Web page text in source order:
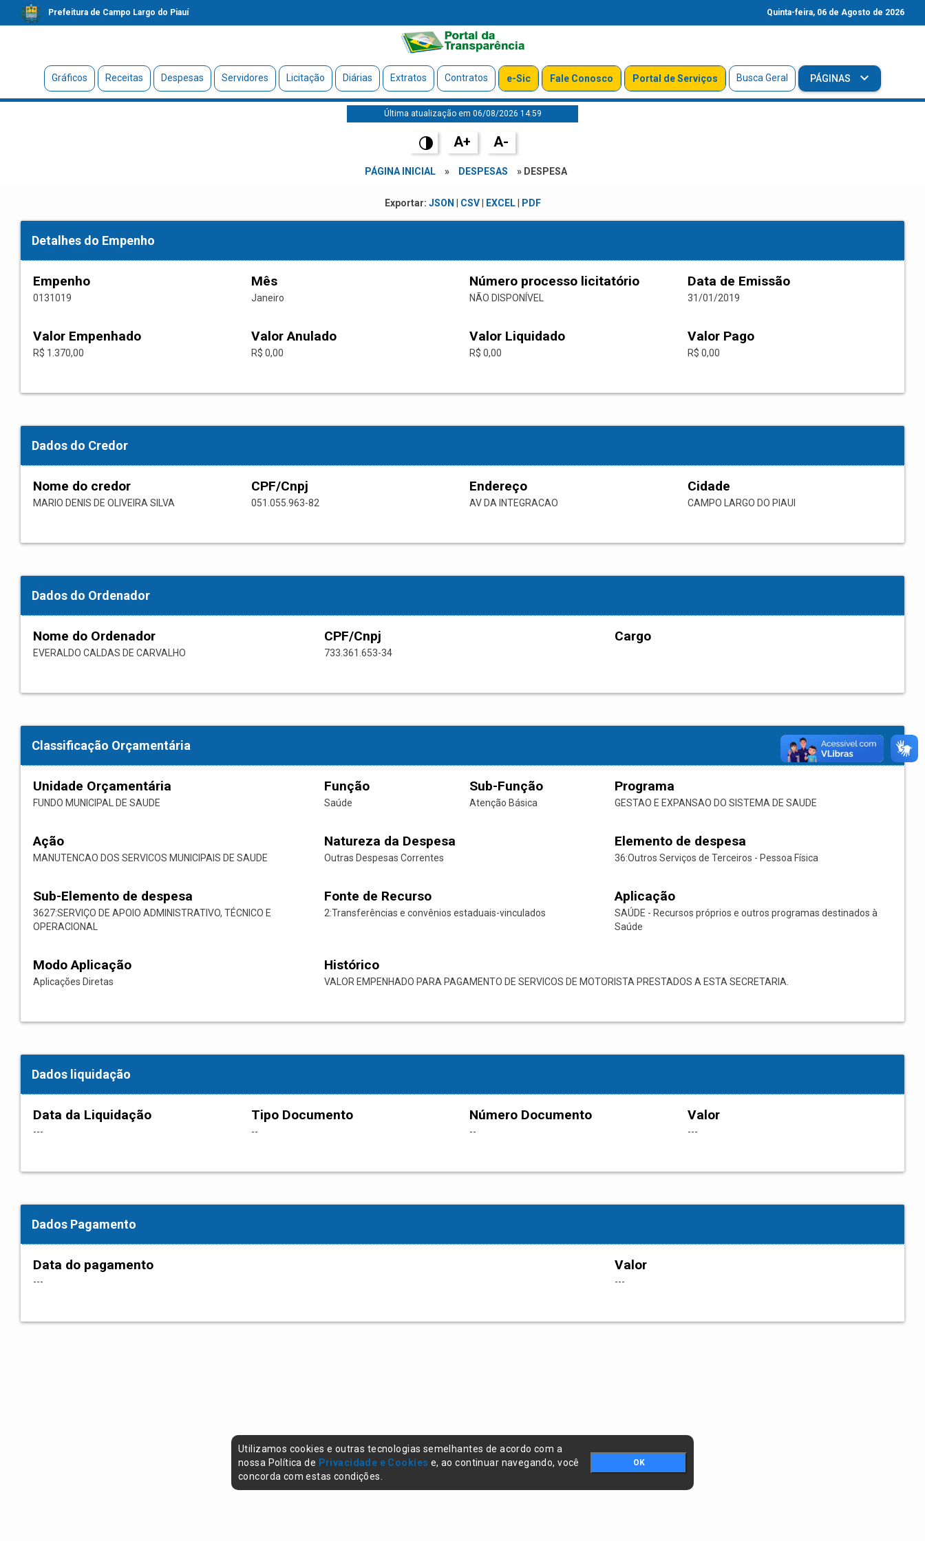
Prefeitura de Campo Largo do Piauí Quinta-feira, 06 de Agosto de 2026
Gráficos Receitas Despesas Servidores Licitação Diárias Extratos Contratos e-Sic Fale Conosco Portal de Serviços Busca Geral PÁGINAS
Última atualização em 06/08/2026 14:59
A+ A-
PÁGINA INICIAL » DESPESAS » DESPESA
Exportar: JSON CSV| EXCEL| PDF
Detalhes do Empenho
Empenho
0131019
Mês
Janeiro
Número processo licitatório
NÃO DISPONÍVEL
Data de Emissão
31/01/2019
Valor Empenhado
R$ 1.370,00
Valor Anulado
R$ 0,00
Valor Liquidado
R$ 0,00
Valor Pago
R$ 0,00
Dados do Credor
Nome do credor
MARIO DENIS DE OLIVEIRA SILVA
CPF/Cnpj
051.055.963-82
Endereço
AV DA INTEGRACAO
Cidade
CAMPO LARGO DO PIAUI
Dados do Ordenador
Nome do Ordenador
EVERALDO CALDAS DE CARVALHO
CPF/Cnpj
733.361.653-34
Cargo
Classificação Orçamentária
Unidade Orçamentária
FUNDO MUNICIPAL DE SAUDE
Função
Saúde
Sub-Função
Atenção Básica
Programa
GESTAO E EXPANSAO DO SISTEMA DE SAUDE
Ação
MANUTENCAO DOS SERVICOS MUNICIPAIS DE SAUDE
Natureza da Despesa
Outras Despesas Correntes
Elemento de despesa
36:Outros Serviços de Terceiros - Pessoa Física
Sub-Elemento de despesa
3627:SERVIÇO DE APOIO ADMINISTRATIVO, TÉCNICO E
OPERACIONAL
Fonte de Recurso
2:Transferências e convênios estaduais-vinculados
Aplicação
SAÚDE - Recursos próprios e outros programas destinados à
Saúde
Modo Aplicação
Aplicações Diretas
Histórico
VALOR EMPENHADO PARA PAGAMENTO DE SERVICOS DE MOTORISTA PRESTADOS A ESTA SECRETARIA.
Dados liquidação
Data da Liquidação
---
Tipo Documento
--
Número Documento
--
Valor
---
Dados Pagamento
Data do pagamento
---
Valor
---
Utilizamos cookies e outras tecnologias semelhantes de acordo com a
nossa Política de Privacidade e Cookies e, ao continuar navegando, você
concorda com estas condições.
OK